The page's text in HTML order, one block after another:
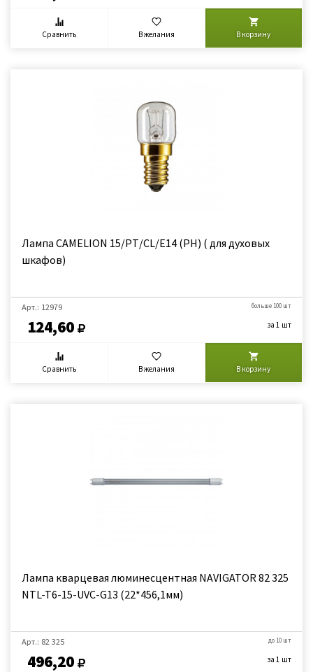
Сравнить В желания В корзину
Лампа CAMELION 15/PТ/CL/E14 (РН) ( для духовых
шкафов)
Арт.: 12979
124,60
больше 100 шт
за 1 шт
Сравнить В желания В корзину
Лампа кварцевая люминесцентная NAVIGATOR 82 325
NTL-T6-15-UVC-G13 (22*456,1мм)
Арт.: 82 325
496,20
до 10 шт
за 1 шт